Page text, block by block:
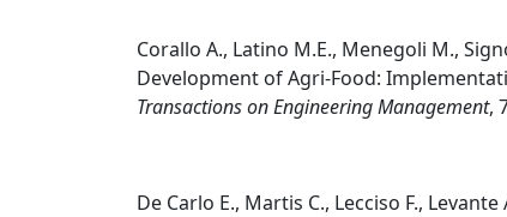
Corallo A., Latino M.E., Menegoli M.,
Development of Agri-Food:
Transactions on Engineering Management,
De Carlo E., Martis C., Lecciso F.,